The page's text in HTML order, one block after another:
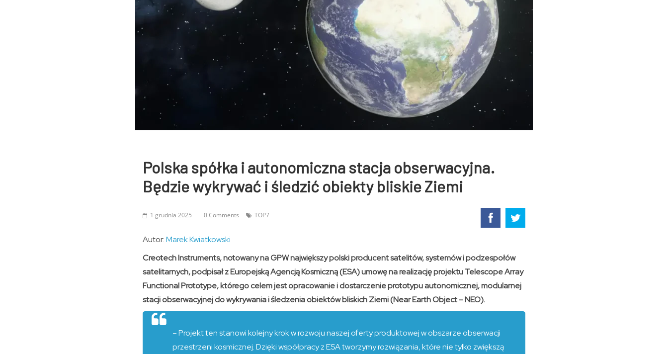
Polska spółka i autonomiczna stacja obserwacyjna.
Będzie wykrywać i śledzić obiekty bliskie Ziemi
1 grudnia 2025 0 Comments TOP7
Autor:Marek Kwiatkowski
Creotech Instruments, notowany na GPW największy polski producent satelitów, systemów i podzespołów
satelitarnych, podpisał z Europejską Agencją Kosmiczną (ESA) umowę na realizację projektu Telescope Array
Functional Prototype, którego celem jest opracowanie i dostarczenie prototypu autonomicznej, modularnej
stacji obserwacyjnej do wykrywania i śledzenia obiektów bliskich Ziemi (Near Earth Object – NEO).
– Projekt ten stanowi kolejny krok w rozwoju naszej oferty produktowej w obszarze obserwacji
przestrzeni kosmicznej. Dzięki współpracy z ESA tworzymy rozwiązania, które nie tylko zwiększą